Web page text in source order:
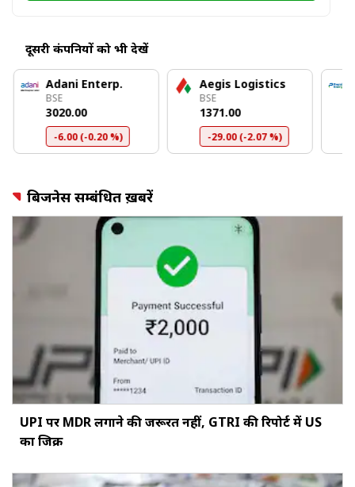
दूसरी कंपनियों को भी देखें
Adani Enterp.
BSE
₹3020.00
-6.00 (-0.20 %)
Aegis Logistics
BSE
₹1371.00
-29.00 (-2.07 %)
बिजनेस सम्बंधित ख़बरें
UPI पर MDR लगाने की जरूरत नहीं, GTRI की रिपोर्ट में US
का जिक्र